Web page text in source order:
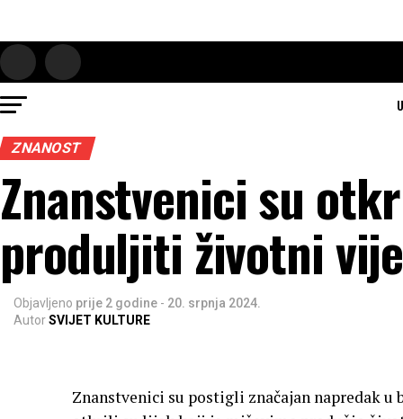
ZNANOST
Znanstvenici su
produljiti životni
Objavljeno prije 2 godine - 20. srpnja 2024.
AutorSVIJET KULTURE
Znanstvenici su postigli značajan napredak